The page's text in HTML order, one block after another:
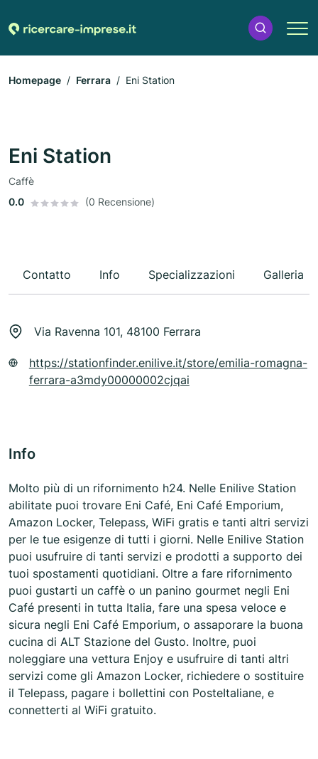
Homepage Ferrara Eni Station
Eni Station
Caffè
0.0
(0 Recensione)
Contatto Info Specializzazioni Galleria
Via Ravenna 101, 48100 Ferrara
https://stationfinder.enilive.it/store/emilia-romagna-
ferrara-a3mdy00000002cjqai
Info
Molto più di un rifornimento h24. Nelle Enilive Station
abilitate puoi trovare Eni Café, Eni Café Emporium,
Amazon Locker, Telepass, WiFi gratis e tanti altri servizi
per le tue esigenze di tutti i giorni. Nelle Enilive Station
puoi usufruire di tanti servizi e prodotti a supporto dei
tuoi spostamenti quotidiani. Oltre a fare rifornimento
puoi gustarti un caffè o un panino gourmet negli Eni
Café presenti in tutta Italia, fare una spesa veloce e
sicura negli Eni Café Emporium, o assaporare la buona
cucina di ALT Stazione del Gusto. Inoltre, puoi
noleggiare una vettura Enjoy e usufruire di tanti altri
servizi come gli Amazon Locker, richiedere o sostituire
il Telepass, pagare i bollettini con PosteItaliane, e
connetterti al WiFi gratuito.